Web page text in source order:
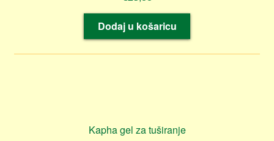
Dodaj u košaricu
Kapha gel za tuširanje